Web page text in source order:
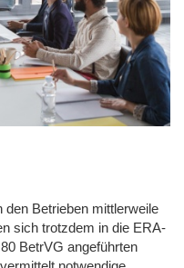
Betrieben mittlerweile
sich trotzdem in die ERA-
BetrVG angeführten